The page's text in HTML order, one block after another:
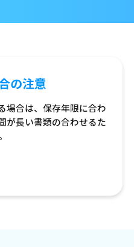
の注意
場合は、保存年限に合わ
が長い書類の合わせるた